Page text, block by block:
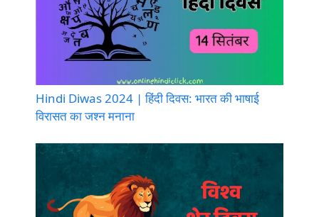
Hindi Diwas 2024 | हिंदी दिवस: भारत की भाषाई
विरासत का जश्न मनाना